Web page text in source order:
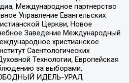
Международное партнерство
Управление Евангельских
Церкви, Новое
Заведение Международный
христианское
Саентологических
Технологии, Европейская
за выборами,
ИДЕЛЬ-УРАЛ,